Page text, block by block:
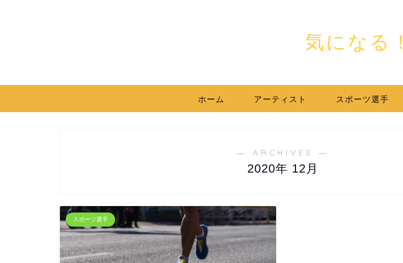
気になる！
ホーム アーティスト スポーツ選手
― ARCHIVES ―
2020年 12月
スポーツ選手